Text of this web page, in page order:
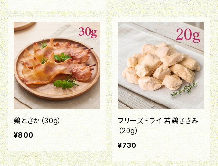
鶏とさか（30g）
¥800
フリーズドライ 若鶏ささみ
（20g）
¥730